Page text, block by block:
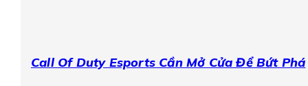
Call Of Duty Esports Cần Mở Cửa Để Bứt Phá